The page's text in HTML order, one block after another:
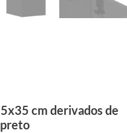
cm derivados de